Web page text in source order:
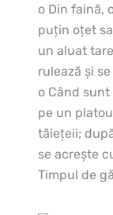
o Din faină,
puţin oţet
un aluat
rulează şi
o Când
pe un
tăieţeii;
se acreşte
Timpul de